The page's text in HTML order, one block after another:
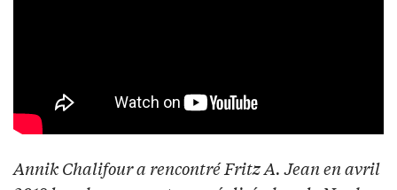
Annik Chalifour a rencontré Fritz A. Jean en avril